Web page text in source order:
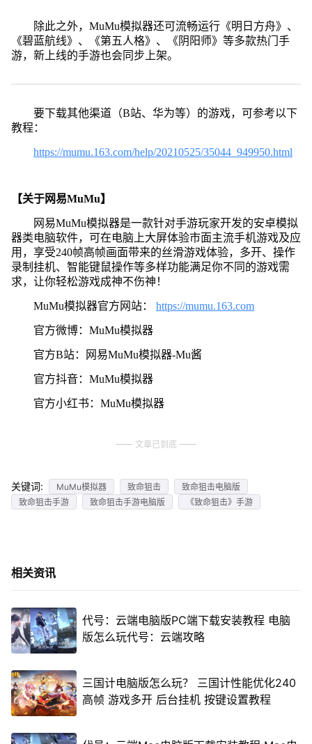
除此之外，MuMu模拟器还可流畅运行《明日方舟》、
《碧蓝航线》、《第五人格》、《阴阳师》等多款热门手
游，新上线的手游也会同步上架。
要下载其他渠道（B站、华为等）的游戏，可参考以下
教程：
https://mumu.163.com/help/20210525/35044_949950.html
【关于网易MuMu】
网易MuMu模拟器是一款针对手游玩家开发的安卓模拟
器类电脑软件，可在电脑上大屏体验市面主流手机游戏及应
用，享受240帧高帧画面带来的丝滑游戏体验，多开、操作
录制挂机、智能键鼠操作等多样功能满足你不同的游戏需
求，让你轻松游戏成神不伤神！
MuMu模拟器官方网站： https://mumu.163.com
官方微博：MuMu模拟器
官方B站：网易MuMu模拟器-Mu酱
官方抖音：MuMu模拟器
官方小红书：MuMu模拟器
文章已到底
关键词: MuMu模拟器 致命狙击
致命狙击电脑版
致命狙击手游
致命狙击手游电脑版 《致命狙击》手游
相关资讯
代号：云端电脑版PC端下载安装教程 电脑
版怎么玩代号：云端攻略
三国计电脑版怎么玩？ 三国计性能优化240
高帧 游戏多开 后台挂机 按键设置教程